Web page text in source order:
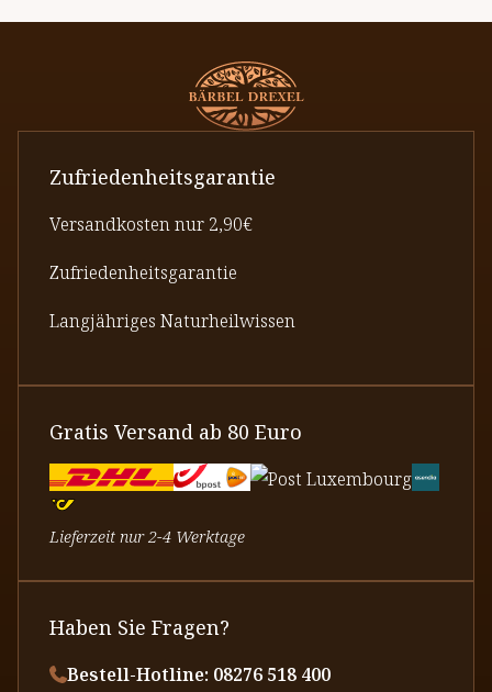
Zufriedenheitsgarantie
Versandkosten nur 2,90€
Zufriedenheitsgarantie
Langjähriges Naturheilwissen
Gratis Versand ab 80 Euro
Lieferzeit nur 2-4 Werktage
Haben Sie Fragen?
Bestell-Hotline: 08276 518 400